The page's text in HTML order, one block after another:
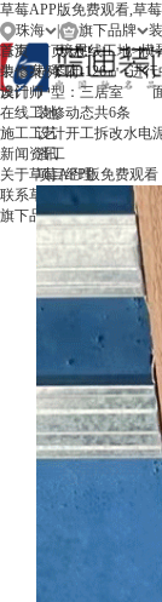
草莓APP版免费观看,草
珠海
珠海
中山
澳门
旗下品牌
境思
首页
装修案例
设计师
在线工地
施工工艺
新闻资讯
关于草莓APP版免费观看
联系草莓APP版免费观看
旗下品牌
EN
首页>在线工地>横
横琴府-126㎡ -进行
户型：三居室
装修动态共6条
设计开工拆改水电
潘工
项目经理